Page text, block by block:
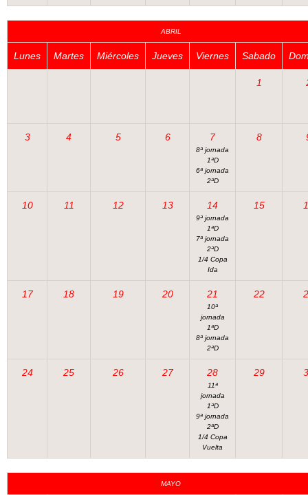
ABRIL
Lunes Martes Miércoles Jueves Viernes Sabado
1
3 4 5 6 7
8ª jornada
1ªD
6ª jornada
2ªD
8
10 11 12 13 14
9ª jornada
1ªD
7ª jornada
2ªD
1/4 Copa
Ida
15
17 18 19 20 21
10ª
jornada
1ªD
8ª jornada
2ªD
22
24 25 26 27 28
11ª
jornada
1ªD
9ª jornada
2ªD
1/4 Copa
Vuelta
29
MAYO